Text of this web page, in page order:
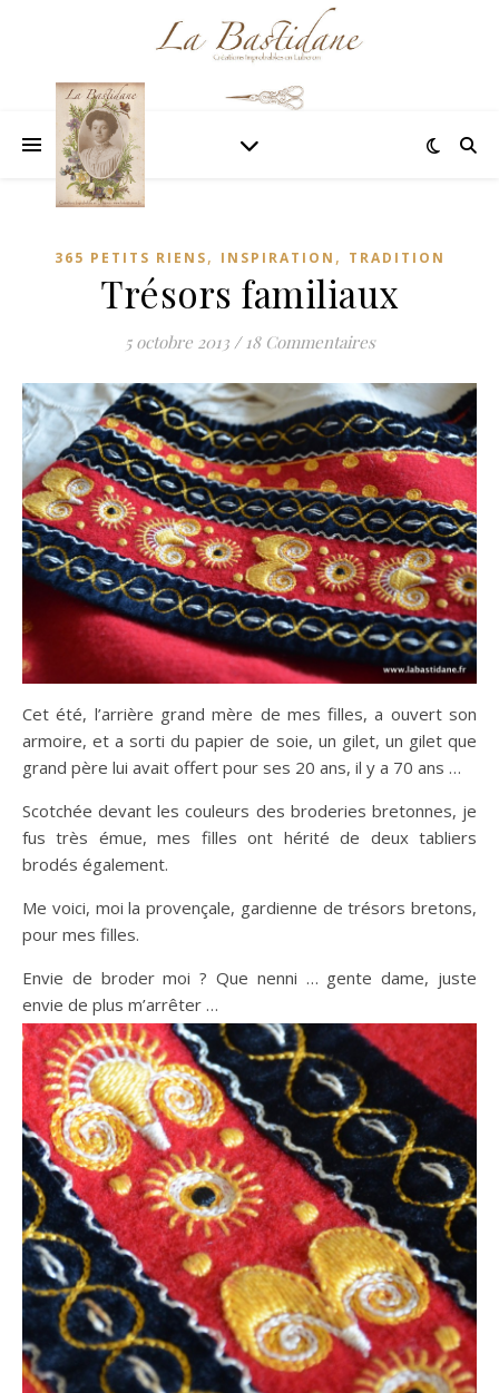
365 PETITS RIENS, INSPIRATION , TRADITION
Trésors familiaux
5 octobre 2013 / 18 Commentaires
Cet été, l’arrière grand mère de mes filles, a ouvert son
armoire, et a sorti du papier de soie, un gilet, un gilet que
grand père lui avait offert pour ses 20 ans, il y a 70 ans …
Scotchée devant les couleurs des broderies bretonnes, je
fus très émue, mes filles ont hérité de deux tabliers
brodés également.
Me voici, moi la provençale, gardienne de trésors bretons,
pour mes filles.
Envie de broder moi ? Que nenni … gente dame, juste
envie de plus m’arrêter …